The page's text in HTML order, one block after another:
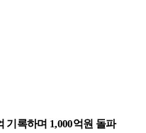
기록하며 1,000억원 돌파